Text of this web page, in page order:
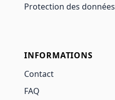
Protection des données
INFORMATIONS
Contact
FAQ